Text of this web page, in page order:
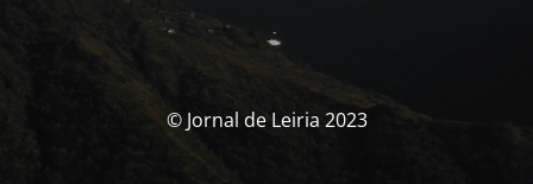
© Jornal de Leiria 2023